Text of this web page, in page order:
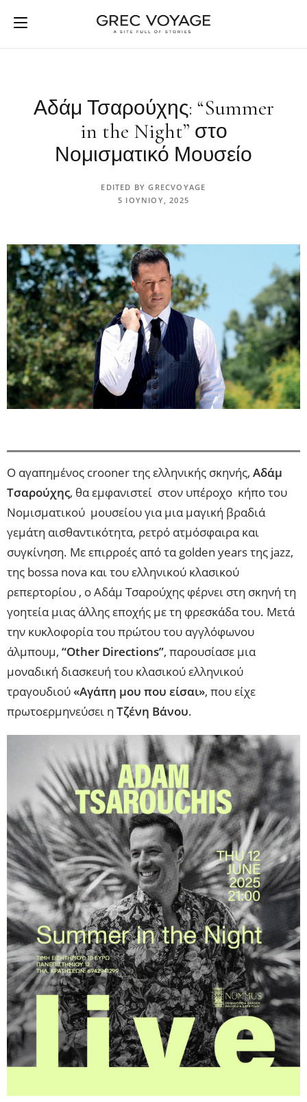
Αδάμ Τσαρούχης: “Summer
in the Night” στο
Νομισματικό Μουσείο
EDITED BY GRECVOYAGE
5 ΙΟΥΝΊΟΥ, 2025
Ο αγαπημένος crooner της ελληνικής σκηνής, Αδάμ
Τσαρούχης, θα εμφανιστεί στον υπέροχο κήπο του
Νομισματικού μουσείου για μια μαγική βραδιά
γεμάτη αισθαντικότητα, ρετρό ατμόσφαιρα και
συγκίνηση. Με επιρροές από τα golden years της jazz,
της bossa nova και του ελληνικού κλασικού
ρεπερτορίου , ο Αδάμ Τσαρούχης φέρνει στη σκηνή τη
γοητεία μιας άλλης εποχής με τη φρεσκάδα του. Μετά
την κυκλοφορία του πρώτου του αγγλόφωνου
άλμπουμ, “Other Directions”, παρουσίασε μια
μοναδική διασκευή του κλασικού ελληνικού
τραγουδιού«Αγάπη μου που είσαι», που είχε
πρωτοερμηνεύσει η Τζένη Βάνου.